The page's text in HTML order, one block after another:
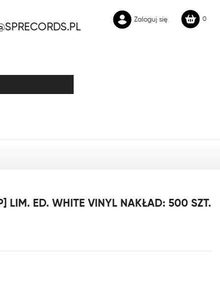
Zaloguj się 0
LIM. ED. WHITE VINYL NAKŁAD: 500 SZT.